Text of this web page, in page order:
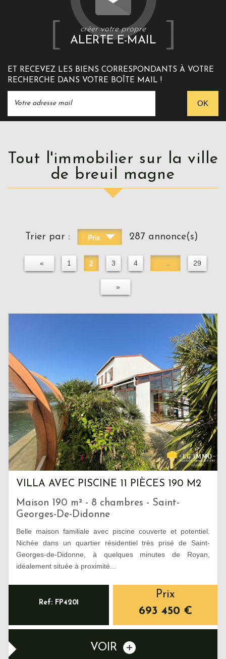
créer votre propre
ALERTE E-MAIL
ET RECEVEZ LES BIENS CORRESPONDANTS À VOTRE
RECHERCHE DANS VOTRE BOÎTE MAIL !
OK
Tout l'immobilier sur la ville
de breuil magne
Trier par : Prix 287 annonce(s)
« 1 2 3 4 .. 29
»
VILLA AVEC PISCINE 11 PIÈCES 190 M2
Maison 190 m² - 8 chambres - Saint-
Georges-De-Didonne
Belle maison familiale avec piscine couverte et potentiel.
Nichée dans un quartier résidentiel très prisé de Saint-
Georges-de-Didonne, à quelques minutes de Royan,
idéalement située à proximité...
Ref: FP4201
Prix
693 450 €
VOIR